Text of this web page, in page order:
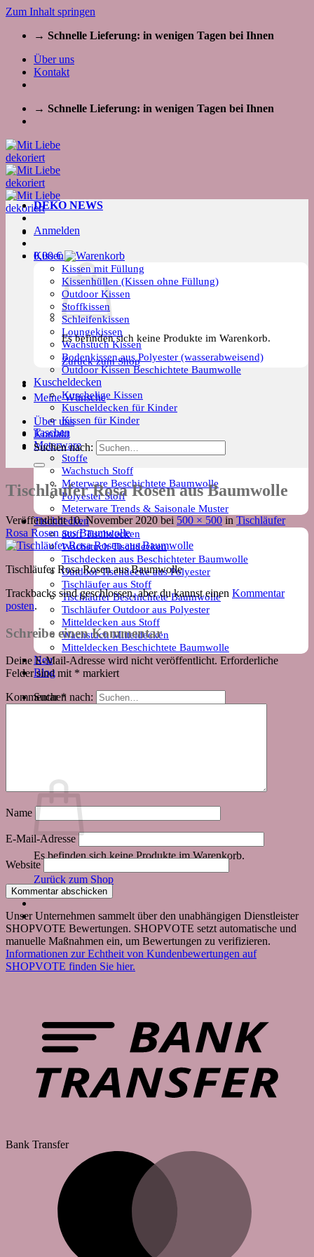
Zum Inhalt springen
→ Schnelle Lieferung: in wenigen Tagen bei Ihnen
Über uns
Kontakt
→ Schnelle Lieferung: in wenigen Tagen bei Ihnen
Kissen
Kissen mit Füllung
Kissenhüllen (Kissen ohne Füllung)
Outdoor Kissen
Stoffkissen
Schleifenkissen
Loungekissen
Wachstuch Kissen
Bodenkissen aus Polyester (wasserabweisend)
Outdoor Kissen Beschichtete Baumwolle
Kuscheldecken
Kuschelige Kissen
Kuscheldecken für Kinder
Kissen für Kinder
Taschen
Meterware
Stoffe
Wachstuch Stoff
Meterware Beschichtete Baumwolle
Polyester Stoff
Meterware Trends & Saisonale Muster
Tischdecken
Stoff Tischdecken
Wachstuch Tischdecken
Tischdecken aus Beschichteter Baumwolle
Outdoor Tischdecke aus Polyester
Tischläufer aus Stoff
Tischläufer Beschichtete Baumwolle
Tischläufer Outdoor aus Polyester
Mitteldecken aus Stoff
Wachstuch Mitteldecken
Mitteldecken Beschichtete Baumwolle
Neu
Blog
Suchen nach:
Es befinden sich keine Produkte im Warenkorb.
Zurück zum Shop
DEKO NEWS
Anmelden
0,00€
Es befinden sich keine Produkte im Warenkorb.
Zurück zum Shop
Meine Wünsche
Über uns
Kontakt
Suchen nach:
Tischläufer Rosa Rosen aus Baumwolle
Veröffentlicht10. November 2020 bei 500 × 500 in Tischläufer
Rosa Rosen aus Baumwolle
Tischläufer Rosa Rosen aus Baumwolle
Trackbacks sind geschlossen, aber du kannst einen Kommentar
posten.
Schreibe einen Kommentar
Deine E-Mail-Adresse wird nicht veröffentlicht. Erforderliche
Felder sind mit * markiert
Kommentar*
Name
E-Mail-Adresse
Website
Unser Unternehmen sammelt über den unabhängigen Dienstleister
SHOPVOTE Bewertungen. SHOPVOTE setzt automatische und
manuelle Maßnahmen ein, um Bewertungen zu verifizieren.
Informationen zur Echtheit von Kundenbewertungen auf
SHOPVOTE finden Sie hier.
Bank Transfer